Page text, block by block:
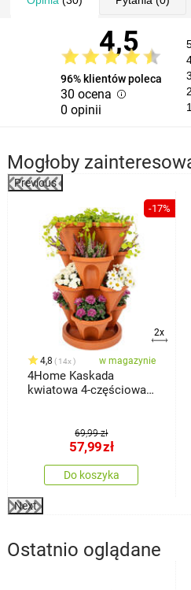
4,5
96% klientów poleca
30 ocena
0 opinii
3
2
1
Mogłoby
Previous
-17%
2x
4,8 14x w magazynie
4Home Kaskada
kwiatowa 4-częściowa,
69,99 zł
57,99zł
Do koszyka
Next
Ostatnio oglądane